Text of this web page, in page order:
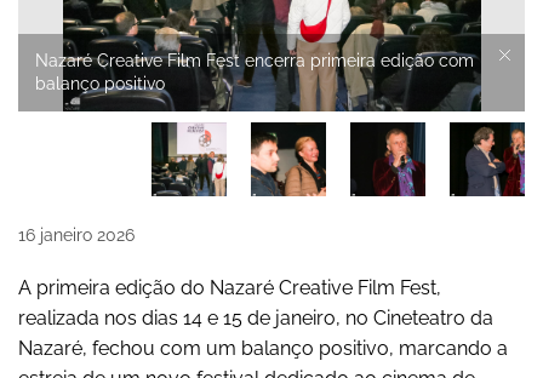
Nazaré Creative Film Fest encerra primeira edição com
balanço positivo
16 janeiro 2026
A primeira edição do Nazaré Creative Film Fest,
realizada nos dias 14 e 15 de janeiro, no Cineteatro da
Nazaré, fechou com um balanço positivo, marcando a